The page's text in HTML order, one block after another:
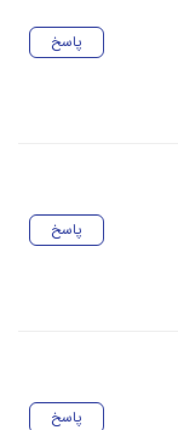
پاسخ
پاسخ
پاسخ